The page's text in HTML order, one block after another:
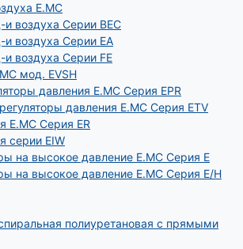
E.MC
воздуха Серии BEC
воздуха Серии EA
воздуха Серии FE
мод. EVSH
давления E.MC Серия EPR
давления E.MC Серия ETV
E.MC Серия ER
серии EIW
на высокое давление E.MC Серия E
на высокое давление E.MC Серия E/H
полиуретановая с прямыми